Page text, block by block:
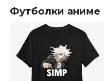
Футболки аниме